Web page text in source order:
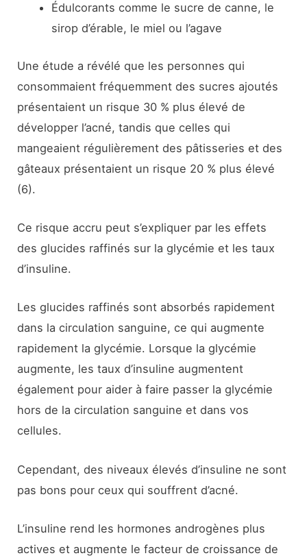
Édulcorants comme le sucre de canne, le
sirop d’érable, le miel ou l’agave
Une étude a révélé que les personnes qui
consommaient fréquemment des sucres ajoutés
présentaient un risque 30 % plus élevé de
développer l’acné, tandis que celles qui
mangeaient régulièrement des pâtisseries et des
gâteaux présentaient un risque 20 % plus élevé
(6).
Ce risque accru peut s’expliquer par les effets
des glucides raffinés sur la glycémie et les taux
d’insuline.
Les glucides raffinés sont absorbés rapidement
dans la circulation sanguine, ce qui augmente
rapidement la glycémie. Lorsque la glycémie
augmente, les taux d’insuline augmentent
également pour aider à faire passer la glycémie
hors de la circulation sanguine et dans vos
cellules.
Cependant, des niveaux élevés d’insuline ne sont
pas bons pour ceux qui souffrent d’acné.
L’insuline rend les hormones androgènes plus
actives et augmente le facteur de croissance de